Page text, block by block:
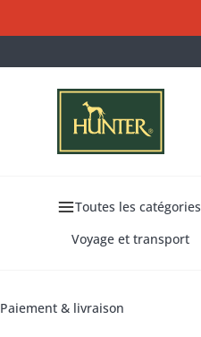
Toutes les catégories
Voyage et transport
Paiement & livraison